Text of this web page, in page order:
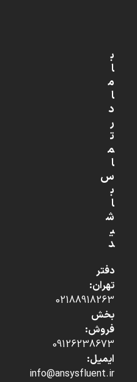
ب
ا
م
ا
د
ر
ت
م
ا
س
ب
ا
ش
ی
د
دفتر
تهران:
02188918263
بخش
فروش:
09126238673
ایمیل:
info@ansysfluent.ir